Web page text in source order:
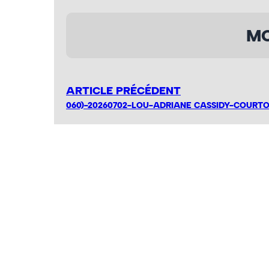
ARTICLE PRÉCÉDENT
060)-20260702-LOU-ADRIANE CASSIDY-